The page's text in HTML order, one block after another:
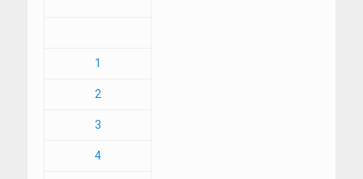
1
2
3
4